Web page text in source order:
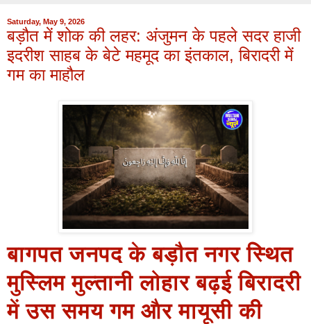
Saturday, May 9, 2026
बड़ौत में शोक की लहर: अंजुमन के पहले सदर हाजी
इदरीश साहब के बेटे महमूद का इंतकाल, बिरादरी में
गम का माहौल
बागपत जनपद के बड़ौत नगर स्थित
मुस्लिम मुल्तानी लोहार बढ़ई बिरादरी
में उस समय गम और मायूसी की